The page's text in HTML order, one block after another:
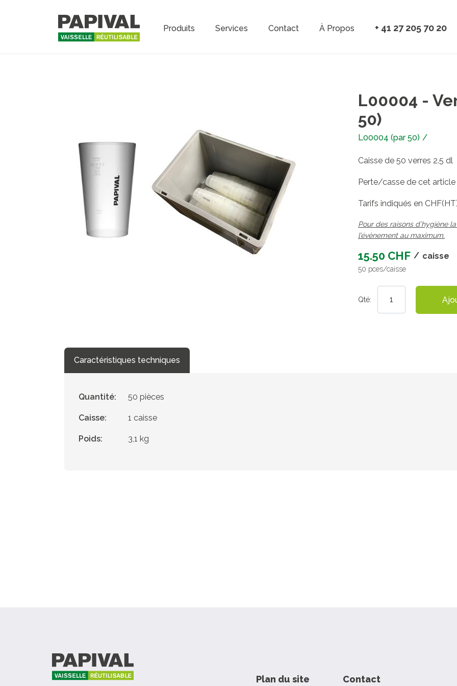
Main navigation
Produits Services Contact À Propos + 41 27 205 70 20
L00004 -
50)
L00004 (par 50) /
Caisse de 50 verres 2.5 dl
Perte/casse de cet
Tarifs indiqués en
Pour des raisons d’hygiène
l’évènement au maximum.
15.50 CHF / caisse
50 pces/caisse
Qté:
Caractéristiques techniques
Quantité: 50 pièces
Caisse: 1 caisse
Poids: 3,1 kg
Plan du site Contact